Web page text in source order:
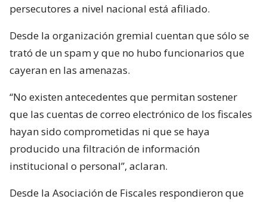
persecutores a nivel nacional está afiliado.
Desde la organización gremial cuentan que sólo se
trató de un spam y que no hubo funcionarios que
cayeran en las amenazas.
“No existen antecedentes que permitan sostener
que las cuentas de correo electrónico de los fiscales
hayan sido comprometidas ni que se haya
producido una filtración de información
institucional o personal”, aclaran.
Desde la Asociación de Fiscales respondieron que